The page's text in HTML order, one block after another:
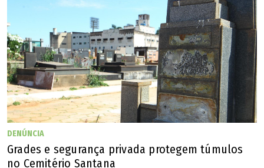
DENÚNCIA
Grades e segurança privada protegem túmulos
no Cemitério Santana